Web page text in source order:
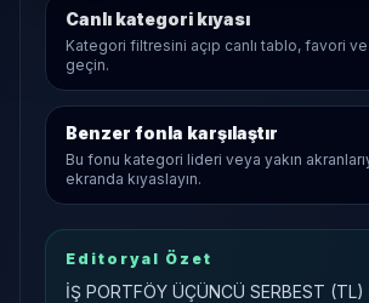
Canlı kategori kıyası
Kategori filtresini açıp canlı tablo, favori ve
geçin.
Benzer fonla karşılaştır
Bu fonu kategori lideri veya yakın
ekranda kıyaslayın.
Editoryal Özet
İŞ PORTFÖY ÜÇÜNCÜ SERBEST